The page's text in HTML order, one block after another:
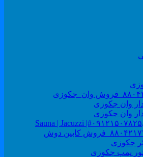
وان جکوزی
وان جکوزی
جکوزی
پمپ جکوزی